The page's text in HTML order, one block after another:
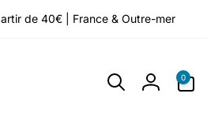
de 40€ | France & Outre-mer
0
0 article